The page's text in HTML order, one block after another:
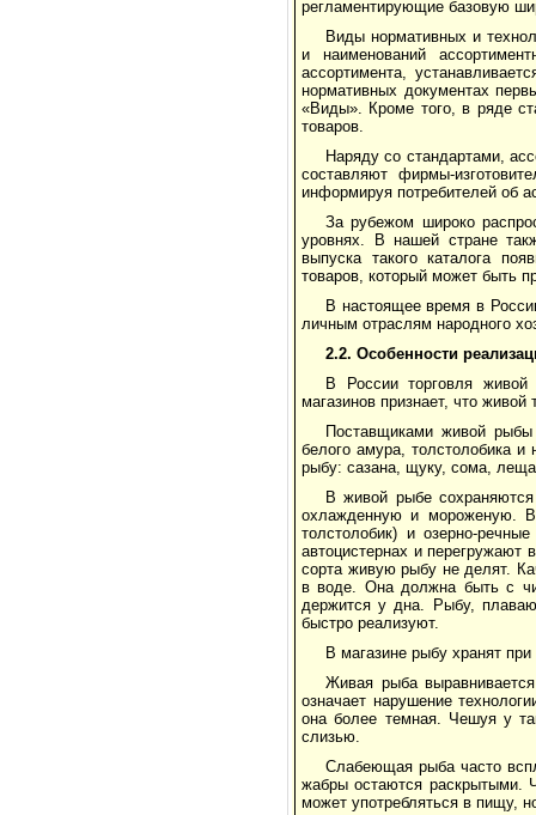
регламентирую­щие базовую
Виды нормативных и
и наименований
ассортимента,
нормативных доку­ментах
«Виды». Кроме того, в ряде
товаров.
Наряду со стандартами,
составляют фирмы-
инфор­мируя потребителей об
За рубежом широко
уров­нях. В нашей стране
выпуска такого каталога
товаров, который может быть
В настоящее время в
личным отраслям народного
2.2. Особенности
В России торговля
магазинов признает, что
Поставщиками живой
белого амура, толстолобика
рыбу: сазана, щуку, сома,
В живой рыбе
охлажденную и мороженую.
толстолобик) и озерно-
автоцистернах и
сорта живую рыбу не делят.
в воде. Она должна быть с
держится у дна. Рыбу,
быстро реализуют.
В магазине рыбу хранят
Живая рыба
означает нарушение
она более темная. Чешуя у
слизью.
Слабеющая рыба часто
жабры остаются раскрытыми.
может употребляться в пищу,